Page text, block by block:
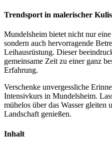
Trendsport in malerischer
Mundelsheim bietet nicht nur
sondern auch hervorragende
Leihausrüstung. Dieser
gemeinsame Zeit zu einer ganz
Erfahrung.
Verschenke unvergessliche
Intensivkurs in Mundelsheim.
mühelos über das Wasser gleiten
Landschaft genießen.
Inhalt